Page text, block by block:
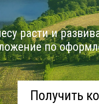
расти и
по
Получить